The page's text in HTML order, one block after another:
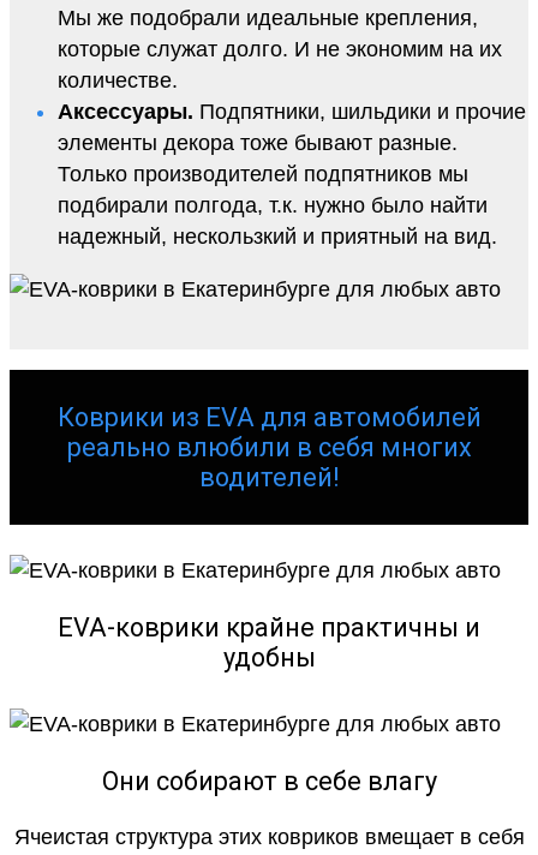
Мы же подобрали идеальные крепления,
которые служат долго. И не экономим на их
количестве.
Аксессуары. Подпятники, шильдики и прочие
элементы декора тоже бывают разные.
Только производителей подпятников мы
подбирали полгода, т.к. нужно было найти
надежный, нескользкий и приятный на вид.
Коврики из EVA для автомобилей
реально влюбили в себя многих
водителей!
EVA-коврики крайне практичны и
удобны
Они собирают в себе влагу
Ячеистая структура этих ковриков вмещает в себя